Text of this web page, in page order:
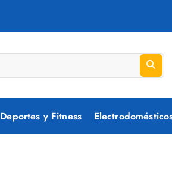
Deportes y Fitness